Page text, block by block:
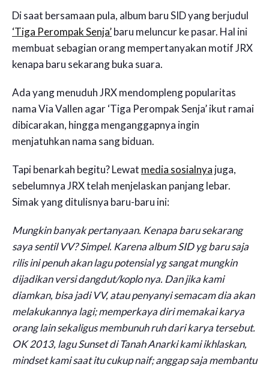
Di saat bersamaan pula, album baru SID yang berjudul
‘Tiga Perompak Senja’baru meluncur ke pasar. Hal ini
membuat sebagian orang mempertanyakan motif JRX
kenapa baru sekarang buka suara.
Ada yang menuduh JRX mendompleng popularitas
nama Via Vallen agar ‘Tiga Perompak Senja’ ikut ramai
dibicarakan, hingga menganggapnya ingin
menjatuhkan nama sang biduan.
Tapi benarkah begitu? Lewat media sosialnya juga,
sebelumnya JRX telah menjelaskan panjang lebar.
Simak yang ditulisnya baru-baru ini:
Mungkin banyak pertanyaan. Kenapa baru sekarang
saya sentil VV? Simpel. Karena album SID yg baru saja
rilis ini penuh akan lagu potensial yg sangat mungkin
dijadikan versi dangdut/koplo nya. Dan jika kami
diamkan, bisa jadi VV, atau penyanyi semacam dia akan
melakukannya lagi; memperkaya diri memakai karya
orang lain sekaligus membunuh ruh dari karya tersebut.
OK 2013, lagu Sunset di Tanah Anarki kami ikhlaskan,
mindset kami saat itu cukup naif; anggap saja membantu